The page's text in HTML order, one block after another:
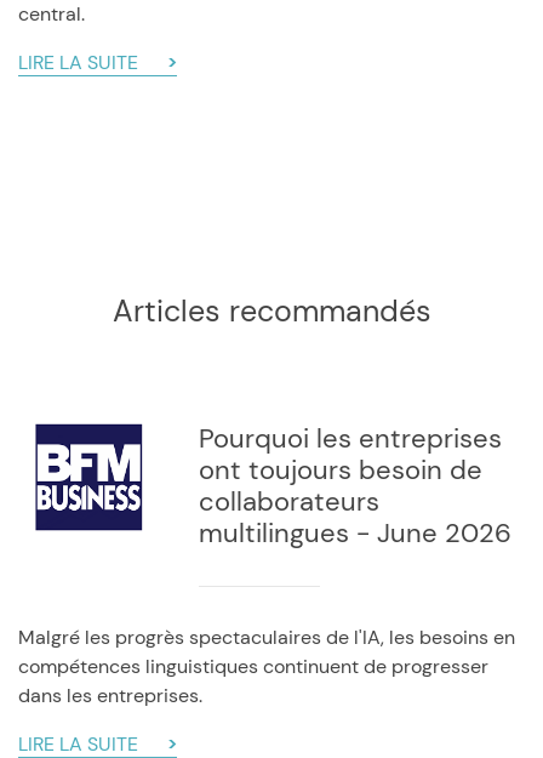
central.
LIRE LA SUITE
Articles recommandés
Pourquoi les entreprises
ont toujours besoin de
collaborateurs
multilingues - June 2026
Malgré les progrès spectaculaires de l'IA, les besoins en
compétences linguistiques continuent de progresser
dans les entreprises.
LIRE LA SUITE